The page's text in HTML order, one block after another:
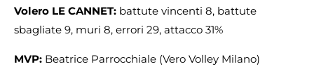
Volero LE CANNET: battute vincenti 8, battute
sbagliate 9, muri 8, errori 29, attacco 31%
MVP: Beatrice Parrocchiale (Vero Volley Milano)